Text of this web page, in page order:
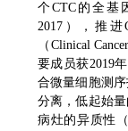
个CTC的全基
2017），推
（Clinical
要成员获2019
合微量细胞测
分离，低起始
病灶的异质性